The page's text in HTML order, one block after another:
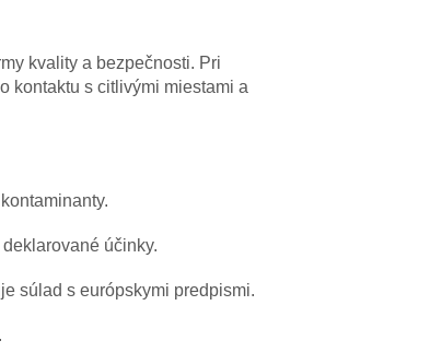
kvality a bezpečnosti. Pri
kontaktu s citlivými miestami a
účinky.
súlad s európskymi predpismi.